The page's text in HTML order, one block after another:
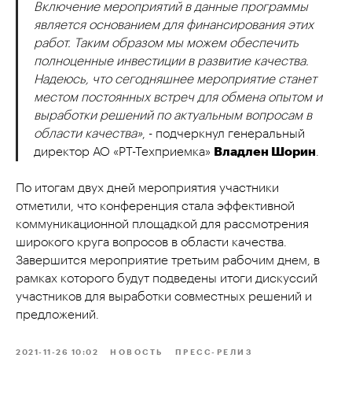
Включение мероприятий в данные программы
является основанием для финансирования этих
работ. Таким образом мы можем обеспечить
полноценные инвестиции в развитие качества.
Надеюсь, что сегодняшнее мероприятие станет
местом постоянных встреч для обмена опытом и
выработки решений по актуальным вопросам в
области качества», - подчеркнул генеральный
директор АО «РТ-Техприемка» Владлен Шорин.
По итогам двух дней мероприятия участники
отметили, что конференция стала эффективной
коммуникационной площадкой для рассмотрения
широкого круга вопросов в области качества.
Завершится мероприятие третьим рабочим днем, в
рамках которого будут подведены итоги дискуссий
участников для выработки совместных решений и
предложений.
2021-11-26 10:02 НОВОСТЬ ПРЕСС-РЕЛИЗ